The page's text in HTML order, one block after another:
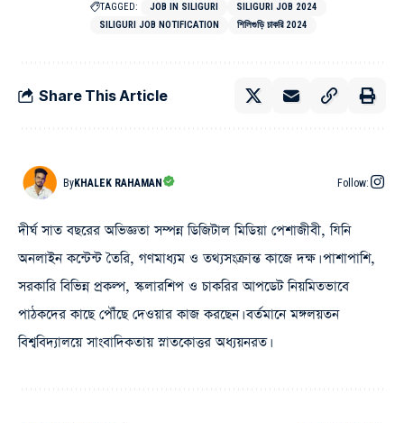
TAGGED: JOB IN SILIGURI
SILIGURI JOB 2024
SILIGURI JOB NOTIFICATION
শিলিগুড়ি চাকরি 2024
Share This Article
ByKHALEK RAHAMAN Follow:
দীর্ঘ সাত বছরের অভিজ্ঞতা সম্পন্ন ডিজিটাল মিডিয়া পেশাজীবী, যিনি
অনলাইন কন্টেন্ট তৈরি, গণমাধ্যম ও তথ্যসংক্রান্ত কাজে দক্ষ। পাশাপাশি,
সরকারি বিভিন্ন প্রকল্প, স্কলারশিপ ও চাকরির আপডেট নিয়মিতভাবে
পাঠকদের কাছে পৌঁছে দেওয়ার কাজ করছেন। বর্তমানে মঙ্গলয়তন
বিশ্ববিদ্যালয়ে সাংবাদিকতায় স্নাতকোত্তর অধ্যয়নরত।